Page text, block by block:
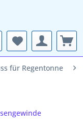
für Regentonne